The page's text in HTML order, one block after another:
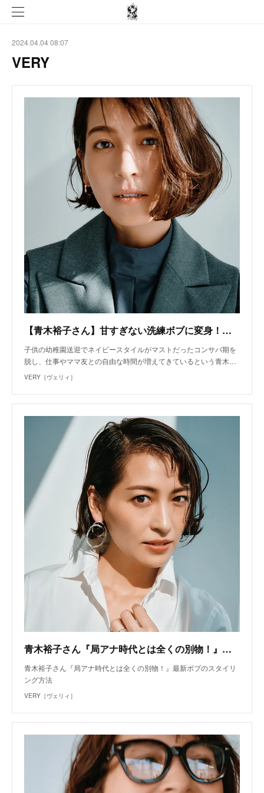
2024.04.04 08:07
VERY
【青木裕子さん】甘すぎない洗練ボブに変身！「家族の反応も楽しみです」 | VERY
子供の幼稚園送迎でネイビースタイルがマストだったコンサバ期を
脱し、仕事やママ友との自由な時間が増えてきているという青木…
VERY［ヴェリィ］
青木裕子さん『局アナ時代とは全くの別物！』最新ボブのスタイリング方法 | VERY
青木裕子さん『局アナ時代とは全くの別物！』最新ボブのスタイリ
ング方法
VERY［ヴェリィ］